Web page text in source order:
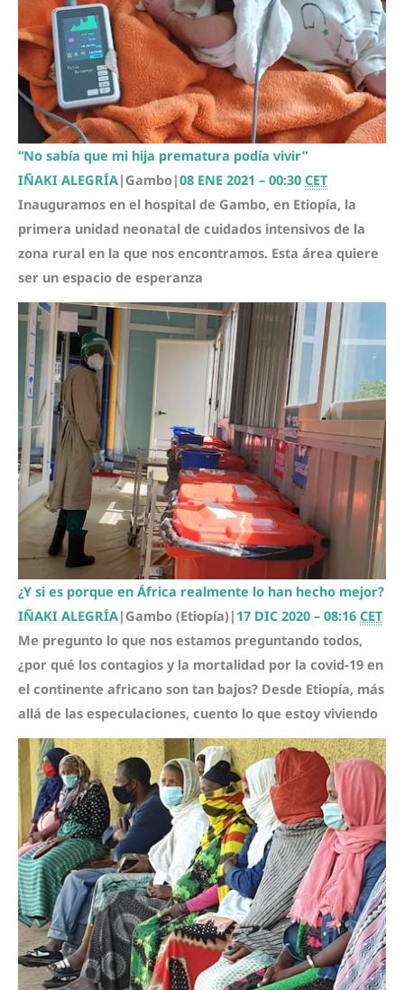
“No sabía que mi hija prematura podía vivir”
IÑAKI ALEGRÍA| Gambo|08 ENE 2021 – 00:30 CET
Inauguramos en el hospital de Gambo, en Etiopía, la
primera unidad neonatal de cuidados intensivos de la
zona rural en la que nos encontramos. Esta área quiere
ser un espacio de esperanza
¿Y si es porque en África realmente lo han hecho mejor?
IÑAKI ALEGRÍA| Gambo (Etiopía)| 17 DIC 2020 – 08:16 CET
Me pregunto lo que nos estamos preguntando todos,
¿por qué los contagios y la mortalidad por la covid-19 en
el continente africano son tan bajos? Desde Etiopía, más
allá de las especulaciones, cuento lo que estoy viviendo